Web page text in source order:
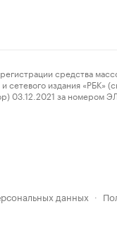
средства
издания «РБК»
03.12.2021 за
данных ·